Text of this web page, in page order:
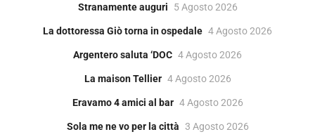
Stranamente auguri 5 Agosto 2026
La dottoressa Giò torna in ospedale 4 Agosto 2026
Argentero saluta ‘DOC 4 Agosto 2026
La maison Tellier 4 Agosto 2026
Eravamo 4 amici al bar 4 Agosto 2026
Sola me ne vo per la città 3 Agosto 2026